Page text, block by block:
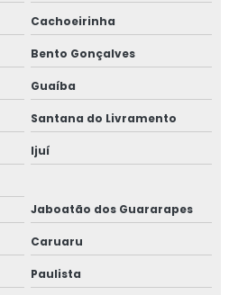
Cachoeirinha
Bento Gonçalves
Guaíba
Santana do Livramento
Ijuí
Jaboatão dos Guararapes
Caruaru
Paulista